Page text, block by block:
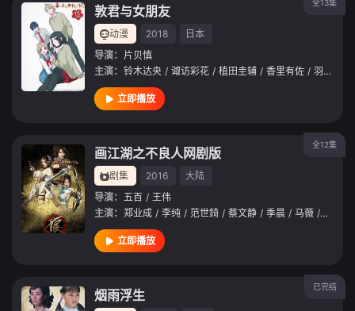
全13集
敦君与女朋友
动漫 2018
日本
导演： 片贝慎
主演： 铃木达央 / 诹访彩花 / 植田圭辅 / 香里有佐 / 羽多野涉
立即播放
全12集
画江湖之不良人网剧版
剧集 2016
大陆
导演： 五百 / 王伟
主演： 郑业成 / 李纯 / 范世錡 / 蔡文静 / 季晨 / 马薇 / 张静初
立即播放
已完结
烟雨浮生